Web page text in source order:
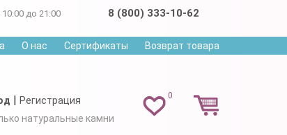
до 21:00 8 (800) 333-10-62
О нас Сертификаты Возврат товара
0
| Регистрация
натуральные камни